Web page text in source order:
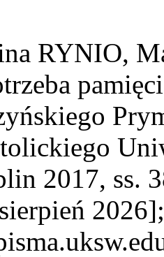
RYNIO,
2017, ss.